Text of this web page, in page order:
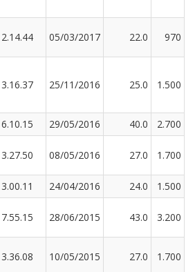
2.14.44 05/03/2017 22.0 970
3.16.37 25/11/2016 25.0 1.500
6.10.15 29/05/2016 40.0
2.700
3.27.50 08/05/2016 27.0 1.700
3.00.11 24/04/2016 24.0
1.500
7.55.15 28/06/2015 43.0 3.200
3.36.08 10/05/2015 27.0 1.700